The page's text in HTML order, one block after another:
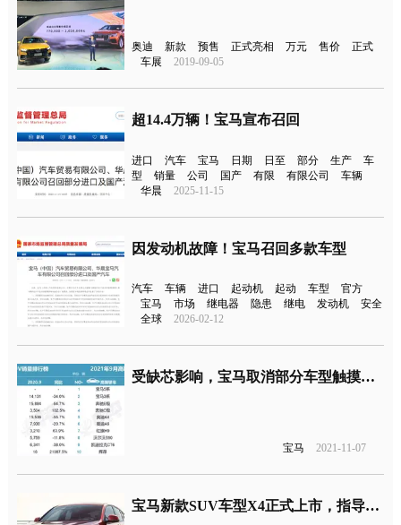
奥迪 新款 预售 正式亮相 万元 售价
正式
车展
2019-09-05
超14.4万辆！宝马宣布召回
进口 汽车 宝马 日期 日至 部分 生产
车
型
销量 公司 国产 有限 有限公司
车辆
华晨
2025-11-15
因发动机故障！宝马召回多款车型
汽车 车辆 进口 起动机 起动 车型
官方
宝马
市场 继电器 隐患 继电 发动机
安全
全球
2026-02-12
受缺芯影响，宝马取消部分车型触摸屏功能
宝马 2021-11-07
宝马新款SUV车型X4正式上市，指导价为45.59-58.59万元